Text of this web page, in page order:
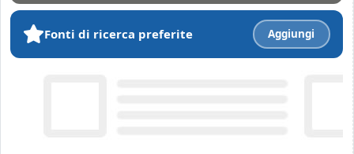
Fonti di ricerca preferite Aggiungi